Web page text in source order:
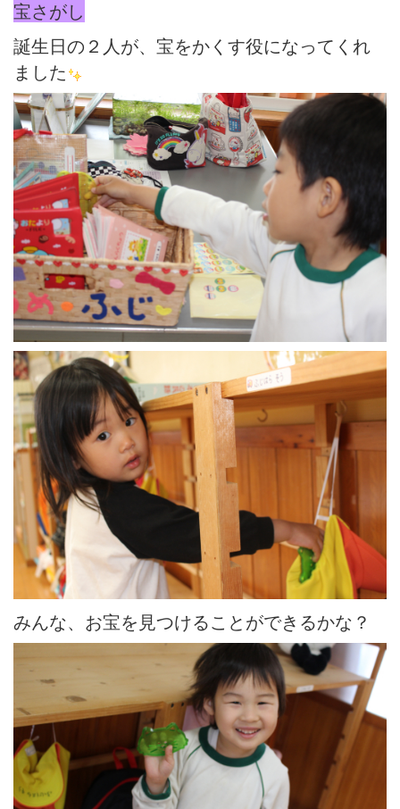
宝さがし
誕生日の２人が、宝をかくす役になってくれ
ました
みんな、お宝を見つけることができるかな？